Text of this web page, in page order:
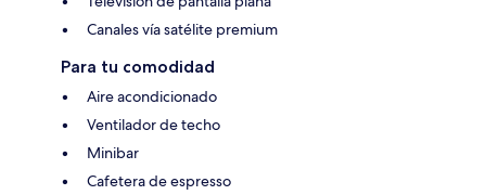
Canales vía satélite premium
Para tu comodidad
Aire acondicionado
Ventilador de techo
Minibar
Cafetera de espresso